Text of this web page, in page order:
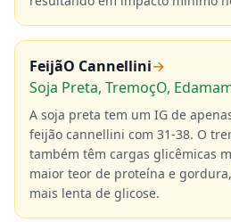
FeijãO Cannellini→
Soja Preta, TremoçO,
A soja preta tem um IG de
feijão cannellini com 31-38. O
também têm cargas glicêmicas
maior teor de proteína e
mais lenta de glicose.